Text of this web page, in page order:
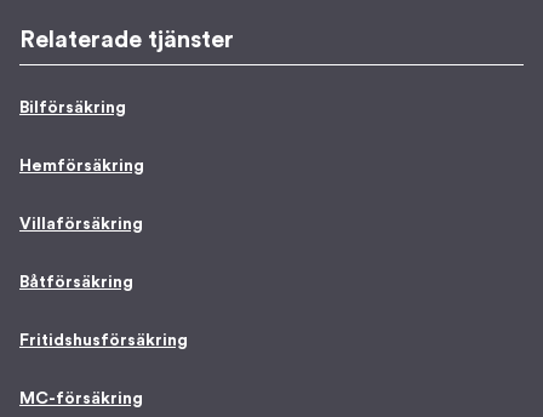
Relaterade tjänster
Bilförsäkring
Hemförsäkring
Villaförsäkring
Båtförsäkring
Fritidshusförsäkring
MC-försäkring